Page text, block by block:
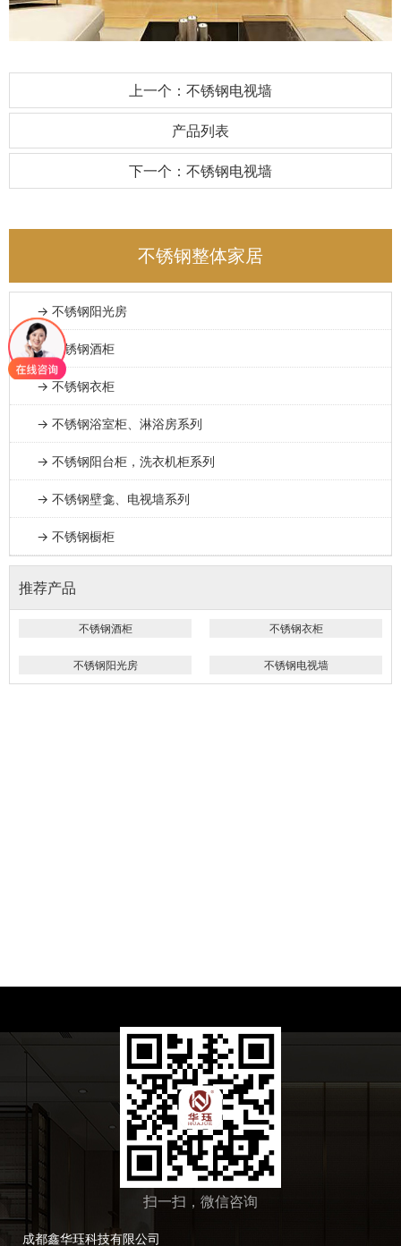
上一个：不锈钢电视墙
产品列表
下一个：不锈钢电视墙
不锈钢整体家居
→ 不锈钢阳光房
→ 不锈钢酒柜
→ 不锈钢衣柜
→ 不锈钢浴室柜、淋浴房系列
→ 不锈钢阳台柜，洗衣机柜系列
→ 不锈钢壁龛、电视墙系列
→ 不锈钢橱柜
推荐产品
不锈钢酒柜 不锈钢衣柜
不锈钢阳光房 不锈钢电视墙
扫一扫，微信咨询
成都鑫华珏科技有限公司